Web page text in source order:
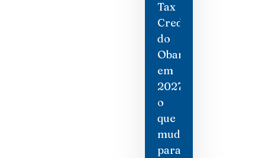
Tax
Credit
do
Obamacare
em
2027:
o
que
mudou
para